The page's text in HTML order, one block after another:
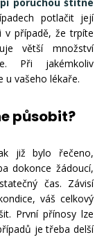
potlačit její
v případě, že trpíte
větší množství
Při jakémkoliv
vašeho lékaře.
působit?
již bylo řečeno,
dokonce žádoucí,
čas. Závisí
váš celkový
První přínosy lze
je třeba delší